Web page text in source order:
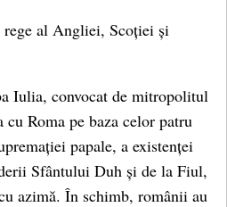
rege al Angliei, Scoției și
Iulia, convocat de mitropolitul
Roma pe baza celor patru
papale, a existenței
Sfântului Duh și de la Fiul,
azimă. În schimb, românii au